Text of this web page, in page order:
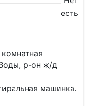
есть
р-он ж/д
машинка.